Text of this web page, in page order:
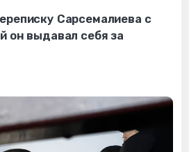
Сарсемалиева с
он выдавал себя за